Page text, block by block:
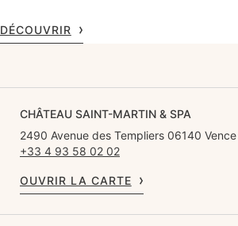
DÉCOUVRIR
CHÂTEAU SAINT-MARTIN & SPA
2490 Avenue des Templiers 06140
+33 4 93 58 02 02
OUVRIR LA CARTE